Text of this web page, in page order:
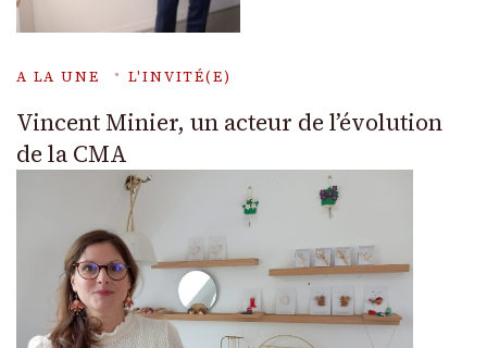
A LA UNE L'INVITÉ(E)
Vincent Minier, un acteur de l’évolution
de la CMA